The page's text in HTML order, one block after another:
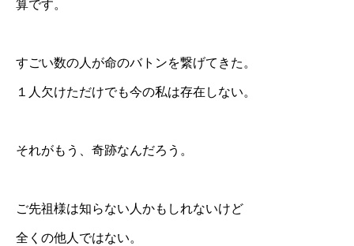
算です。
すごい数の人が命のバトンを繋げてきた。
１人欠けただけでも今の私は存在しない。
それがもう、奇跡なんだろう。
ご先祖様は知らない人かもしれないけど
全くの他人ではない。